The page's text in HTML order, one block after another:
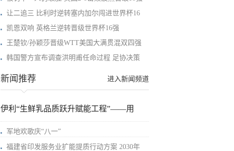
让二追三 比利时逆转塞内加尔闯进世界杯16
凯恩双响 英格兰逆转晋级世界杯16强
王楚钦/孙颖莎晋级WTT美国大满贯混双四强
韩国警方宣布调查洪明甫任命过程 足协决策
进入新闻频道
新闻推荐
伊利“生鲜乳品质跃升赋能工程”——用
军地欢歌庆“八一”
福建省印发服务业扩能提质行动方案 2030年